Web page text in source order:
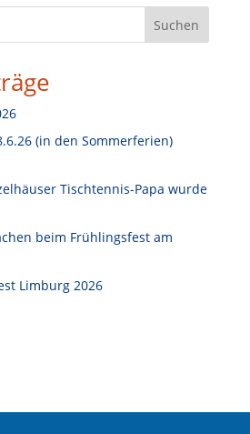
Suchen
(in den Sommerferien)
Tischtennis-Papa wurde
beim Frühlingsfest am
Limburg 2026